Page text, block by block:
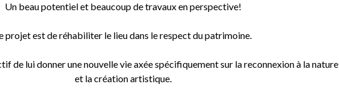
Un beau potentiel et beaucoup de travaux en perspective!
projet est de réhabiliter le lieu dans le respect du patrimoine.
de lui donner une nouvelle vie axée spécifiquement sur la reconnexion à la nature
et la création artistique.